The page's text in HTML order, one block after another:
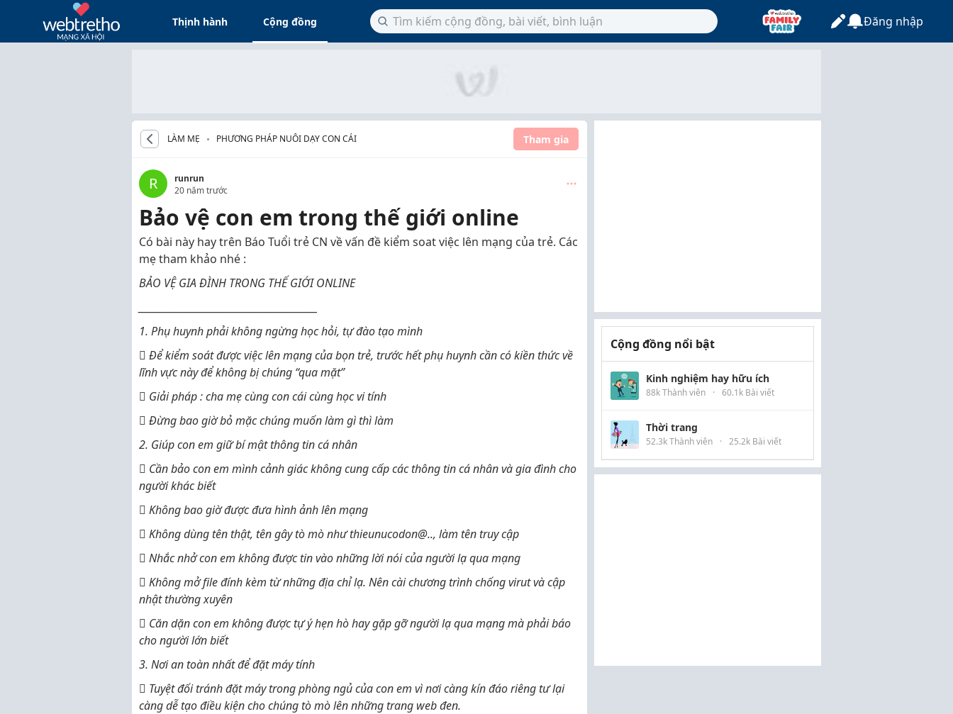
Thịnh hành Cộng đồng Đăng nhập
LÀM MẸ PHƯƠNG PHÁP NUÔI DẠY CON CÁI Tham gia
R
runrun
20 năm trước
Bảo vệ con em trong thế giới online
Có bài này hay trên Báo Tuổi trẻ CN về vấn đề kiểm soat việc lên mạng của trẻ. Các
mẹ tham khảo nhé :
BẢO VỆ GIA ĐÌNH TRONG THẾ GIỚI ONLINE
1. Phụ huynh phải không ngừng học hỏi, tự đào tạo mình
 Để kiểm soát được việc lên mạng của bọn trẻ, trước hết phụ huynh cần có kiền thức về
lĩnh vực này để không bị chúng “qua mặt”
 Giải pháp : cha mẹ cùng con cái cùng học vi tính
 Đừng bao giờ bỏ mặc chúng muốn làm gì thì làm
2. Giúp con em giữ bí mật thông tin cá nhân
 Cần bảo con em mình cảnh giác không cung cấp các thông tin cá nhân và gia đình cho
người khác biết
 Không bao giờ được đưa hình ảnh lên mạng
 Không dùng tên thật, tên gây tò mò như thieunucodon@.., làm tên truy cập
 Nhắc nhở con em không được tin vào những lời nói của người lạ qua mạng
 Không mở file đính kèm từ những địa chỉ lạ. Nên cài chương trình chống virut và cập
nhật thường xuyên
 Căn dặn con em không được tự ý hẹn hò hay gặp gỡ người lạ qua mạng mà phải báo
cho người lớn biết
3. Nơi an toàn nhất để đặt máy tính
 Tuyệt đối tránh đặt máy trong phòng ngủ của con em vì nơi càng kín đáo riêng tư lại
càng dễ tạo điều kiện cho chúng tò mò lên những trang web đen.
Cộng đồng nổi bật
Kinh nghiệm hay hữu ích
88k Thành viên · 60.1k Bài viết
Thời trang
52.3k Thành viên · 25.2k Bài viết